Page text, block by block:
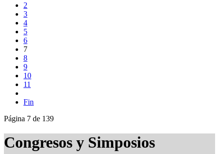
2
3
4
5
6
7
8
9
10
11
Fin
Página 7 de 139
Congresos y Simposios